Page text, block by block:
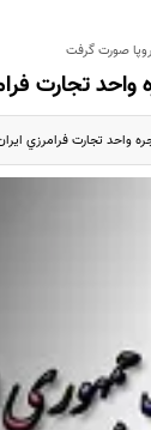
صورت گرفت
واحد تجارت فرامرزي